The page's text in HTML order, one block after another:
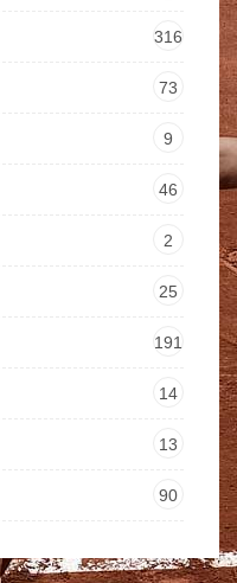
316
73
9
46
2
25
191
14
13
90